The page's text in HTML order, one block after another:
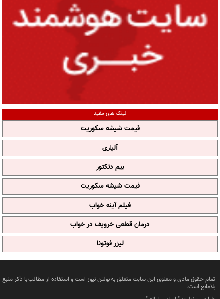
لینک های مفید
قیمت شیشه سکوریت
آلپاری
بیم دتکتور
قیمت شیشه سکوریت
فیلم آپنه خواب
درمان قطعی خروپف در خواب
لیزر فوتونا
تمام حقوق مادی و معنوی این سایت متعلق به بولتن نیوز است و استفاده از مطالب با ذکر منبع
بلامانع است.